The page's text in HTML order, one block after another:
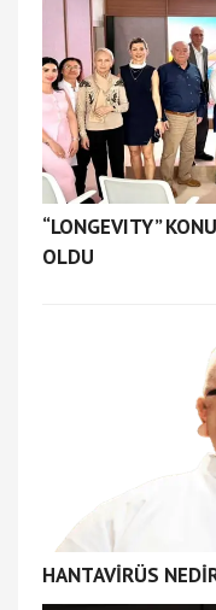
“LONGEVITY”
OLDU
HANTAVİRÜS